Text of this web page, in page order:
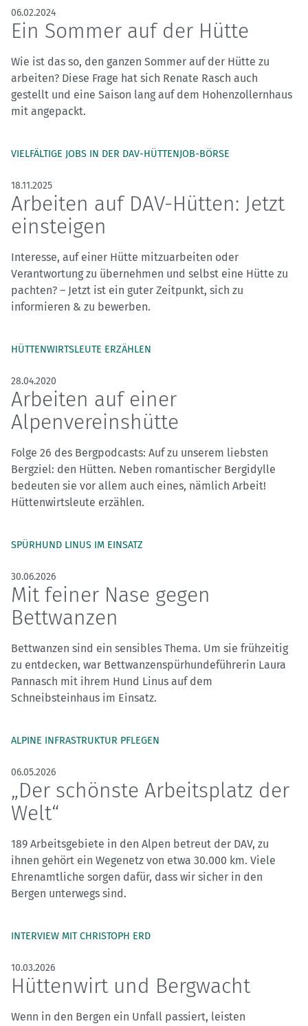
06.02.2024
Ein Sommer auf der Hütte
Wie ist das so, den ganzen Sommer auf der Hütte zu
arbeiten? Diese Frage hat sich Renate Rasch auch
gestellt und eine Saison lang auf dem Hohenzollernhaus
mit angepackt.
VIELFÄLTIGE JOBS IN DER DAV-HÜTTENJOB-BÖRSE
18.11.2025
Arbeiten auf DAV-Hütten: Jetzt
einsteigen
Interesse, auf einer Hütte mitzuarbeiten oder
Verantwortung zu übernehmen und selbst eine Hütte zu
pachten? – Jetzt ist ein guter Zeitpunkt, sich zu
informieren & zu bewerben.
HÜTTENWIRTSLEUTE ERZÄHLEN
28.04.2020
Arbeiten auf einer
Alpenvereinshütte
Folge 26 des Bergpodcasts: Auf zu unserem liebsten
Bergziel: den Hütten. Neben romantischer Bergidylle
bedeuten sie vor allem auch eines, nämlich Arbeit!
Hüttenwirtsleute erzählen.
SPÜRHUND LINUS IM EINSATZ
30.06.2026
Mit feiner Nase gegen
Bettwanzen
Bettwanzen sind ein sensibles Thema. Um sie frühzeitig
zu entdecken, war Bettwanzenspürhundeführerin Laura
Pannasch mit ihrem Hund Linus auf dem
Schneibsteinhaus im Einsatz.
ALPINE INFRASTRUKTUR PFLEGEN
06.05.2026
„Der schönste Arbeitsplatz der
Welt“
189 Arbeitsgebiete in den Alpen betreut der DAV, zu
ihnen gehört ein Wegenetz von etwa 30.000 km. Viele
Ehrenamtliche sorgen dafür, dass wir sicher in den
Bergen unterwegs sind.
INTERVIEW MIT CHRISTOPH ERD
10.03.2026
Hüttenwirt und Bergwacht
Wenn in den Bergen ein Unfall passiert, leisten